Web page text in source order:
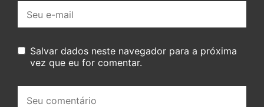
mail:
Salvar dados neste navegador para a próxima
vez que eu for comentar.
comentário: